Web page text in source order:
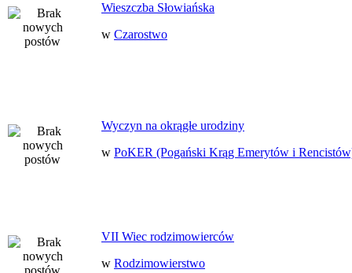
Wieszczba Słowiańska
w Czarostwo
Wyczyn na okrągłe urodziny
w PoKER (Pogański Krąg Emerytów i
VII Wiec rodzimowierców
w Rodzimowierstwo